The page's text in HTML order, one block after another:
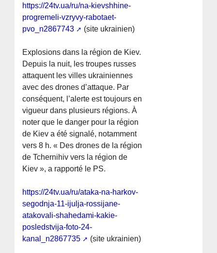
https://24tv.ua/ru/na-kievshhine-
progremeli-vzryvy-rabotaet-
pvo_n2867743
(site ukrainien)
Explosions dans la région de Kiev.
Depuis la nuit, les troupes russes
attaquent les villes ukrainiennes
avec des drones d’attaque. Par
conséquent, l’alerte est toujours en
vigueur dans plusieurs régions. À
noter que le danger pour la région
de Kiev a été signalé, notamment
vers 8 h. « Des drones de la région
de Tchernihiv vers la région de
Kiev », a rapporté le PS.
https://24tv.ua/ru/ataka-na-harkov-
segodnja-11-ijulja-rossijane-
atakovali-shahedami-kakie-
posledstvija-foto-24-
kanal_n2867735
(site ukrainien)